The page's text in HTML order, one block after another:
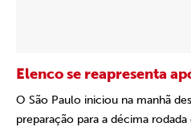
Elenco se reapresenta
O São Paulo iniciou na manhã
preparação para a décima